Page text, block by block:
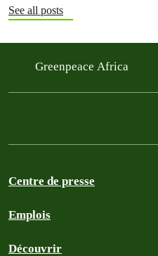
See all posts
Greenpeace Africa
Centre de presse
Emplois
Découvrir